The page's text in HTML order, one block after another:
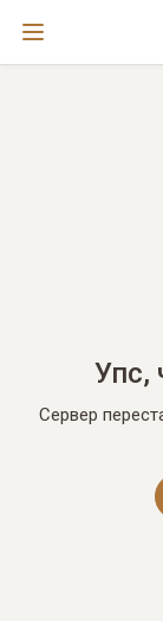
Упс,
Сервер